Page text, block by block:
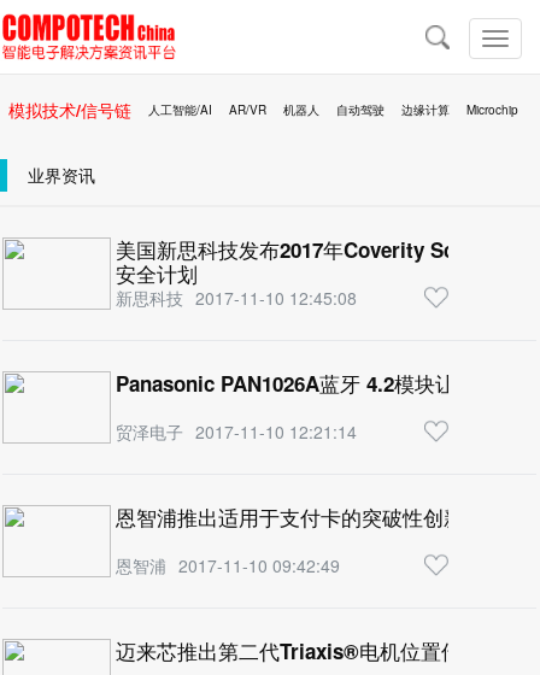
切
换
航
导
航
模拟技术/信号链 人工智能/AI AR/VR 机器人 自动驾驶 边缘计算 Microchip
业界资讯
美国新思科技发布2017年Coverity Scan报告
安全计划
新思科技 2017-11-10 12:45:08
Panasonic PAN1026A蓝牙 4.2模块让现有设
贸泽电子 2017-11-10 12:21:14
恩智浦推出适用于支付卡的突破性创新技术
恩智浦 2017-11-10 09:42:49
迈来芯推出第二代Triaxis®电机位置传感器